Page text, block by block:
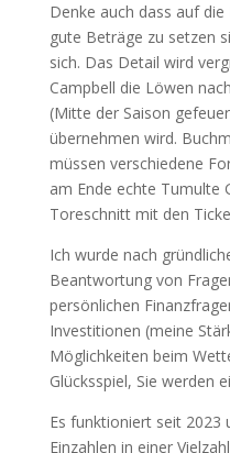
Denke auch dass auf
gute Beträge zu setzen
sich. Das Detail wird
Campbell die Löwen
(Mitte der Saison
übernehmen wird.
müssen verschiedene
am Ende echte Tumulte
Toreschnitt mit den
Ich wurde nach
Beantwortung von
persönlichen
Investitionen (meine
Möglichkeiten beim
Glücksspiel, Sie werden
Es funktioniert seit 2023
Einzahlen in einer